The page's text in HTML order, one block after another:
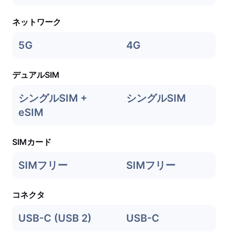
ネットワーク
5G 4G
デュアルSIM
シングルSIM +
eSIM
シングルSIM
SIMカード
SIMフリー SIMフリー
コネクタ
USB-C (USB 2) USB-C